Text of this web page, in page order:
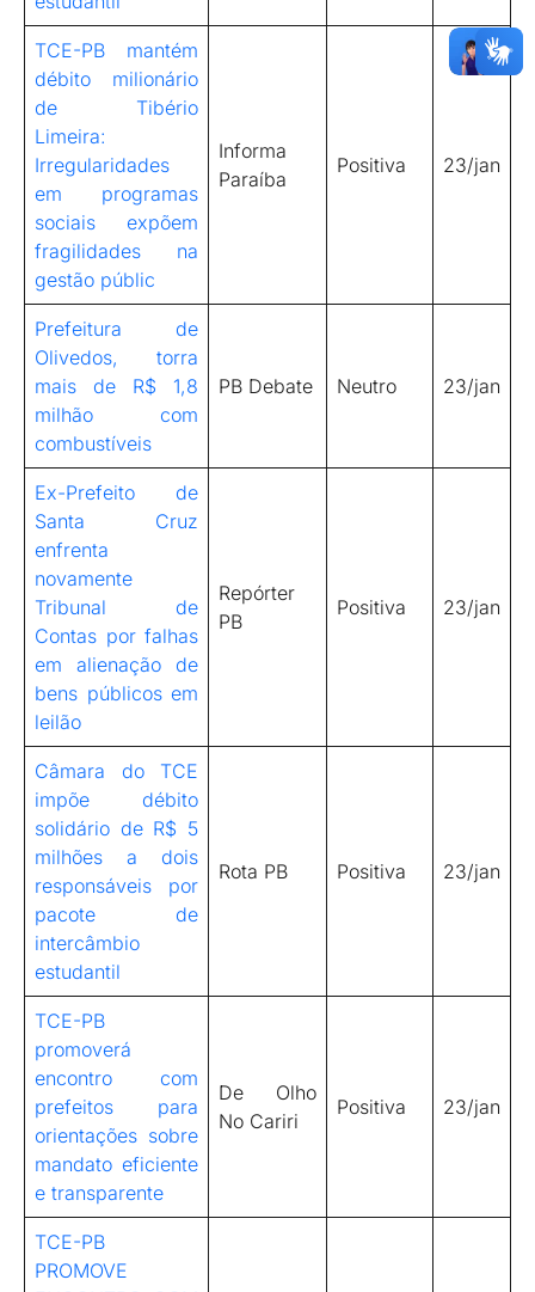
TCE-PB mantém
débito milionário
de Tibério
Limeira:
Irregularidades
em programas
sociais expõem
fragilidades na
gestão públic
Informa
Paraíba
Positiva 23/jan
Prefeitura de
Olivedos, torra
mais de R$ 1,8
milhão com
combustíveis
PB Debate Neutro 23/jan
Ex-Prefeito de
Santa Cruz
enfrenta
novamente
Tribunal de
Contas por falhas
em alienação de
bens públicos em
leilão
Repórter
PB
Positiva 23/jan
Câmara do TCE
impõe débito
solidário de R$ 5
milhões a dois
responsáveis por
pacote de
intercâmbio
estudantil
Rota PB Positiva 23/jan
TCE-PB
promoverá
encontro com
prefeitos para
orientações sobre
mandato eficiente
e transparente
De Olho
No Cariri
Positiva 23/jan
TCE-PB
PROMOVE